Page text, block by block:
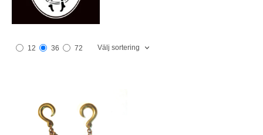
12 36 72 Välj sortering